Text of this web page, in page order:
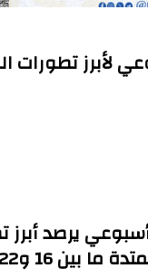
لأبرز
يرصد
من بوليتكال كيز.